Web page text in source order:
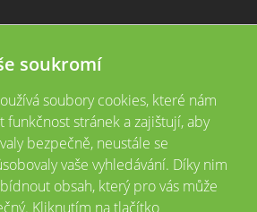
Všechna práva vyhrazena
společností Realitní akademie České
soukromí
soubory cookies, které nám
funkčnost stránek a zajištují, aby
bezpečně, neustále se
vaše vyhledávání. Díky nim
obsah, který pro vás může
Kliknutím na tlačítko